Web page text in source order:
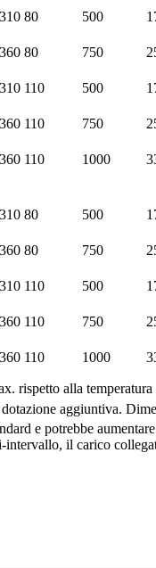
80 500
80 750
110 500
110 750
110 1000
80 500
80 750
110 500
110 750
110 1000
rispetto alla
aggiuntiva.
e potrebbe
il carico